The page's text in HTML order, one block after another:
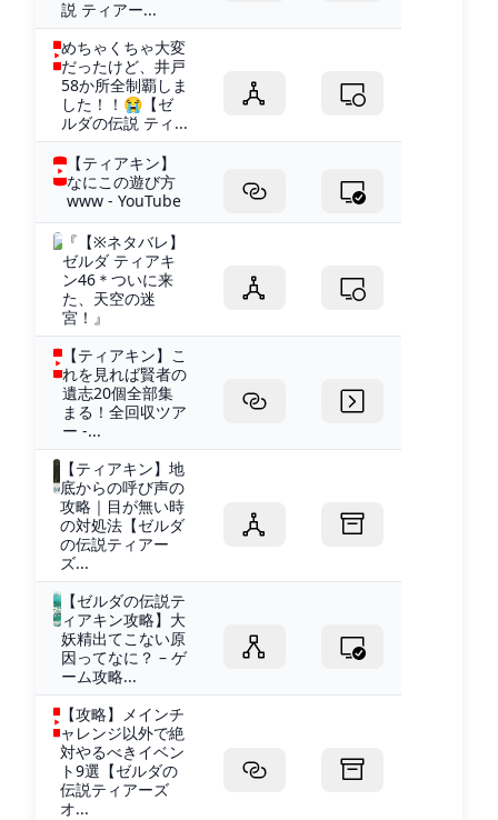
説 ティアー...
めちゃくちゃ大変
だったけど、井戸
58か所全制覇しま
した！！😭【ゼ
ルダの伝説 ティ...
【ティアキン】
なにこの遊び方
www - YouTube
『【※ネタバレ】
ゼルダ ティアキ
ン46＊ついに来
た、天空の迷
宮！』
【ティアキン】こ
れを見れば賢者の
遺志20個全部集
まる！全回収ツア
ー -...
【ティアキン】地
底からの呼び声の
攻略｜目が無い時
の対処法【ゼルダ
の伝説ティアー
ズ...
【ゼルダの伝説テ
ィアキン攻略】大
妖精出てこない原
因ってなに？ – ゲ
ーム攻略...
【攻略】メインチ
ャレンジ以外で絶
対やるべきイベン
ト9選【ゼルダの
伝説ティアーズ
オ...